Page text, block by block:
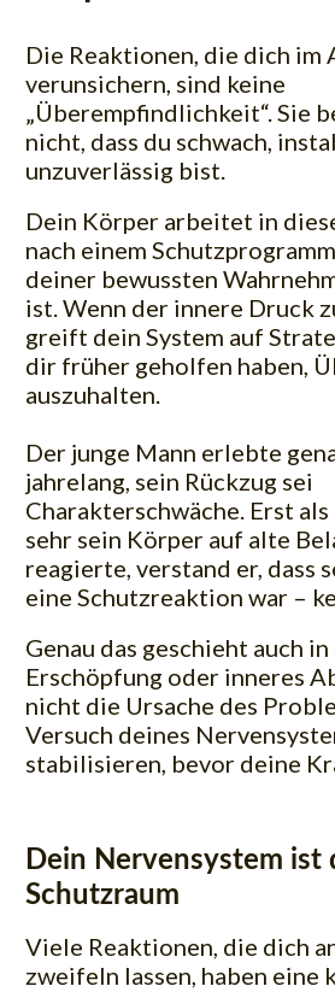
Die Reaktionen, die dich im
verunsichern, sind keine
„Überempfindlichkeit“. Sie
nicht, dass du schwach,
unzuverlässig bist.
Dein Körper arbeitet in
nach einem
deiner bewussten
ist. Wenn der innere Druck
greift dein System auf
dir früher geholfen haben,
auszuhalten.
Der junge Mann erlebte
jahrelang, sein Rückzug sei
Charakterschwäche. Erst
sehr sein Körper auf alte
reagierte, verstand er, dass
eine Schutzreaktion war –
Genau das geschieht auch
Erschöpfung oder inneres
nicht die Ursache des
Versuch deines
stabilisieren, bevor deine
Dein Nervensystem ist
Schutzraum
Viele Reaktionen, die dich
zweifeln lassen, haben eine